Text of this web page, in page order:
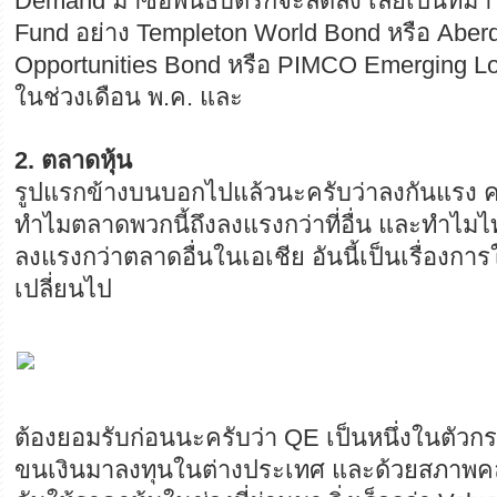
Fund อย่าง Templeton World Bond หรือ
Opportunities Bond หรือ PIMCO Emerging
ในช่วงเดือน พ.ค. และ
2. ตลาดหุ้น
รูปแรกข้างบนบอกไปแล้วนะครับว่าลงกันแรง
ทำไมตลาดพวกนี้ถึงลงแรงกว่าที่อื่น และทำไม
ลงแรงกว่าตลาดอื่นในเอเชีย อันนี้เป็นเรื่องกา
เปลี่ยนไป
ต้องยอมรับก่อนนะครับว่า QE เป็นหนึ่งในตัวก
ขนเงินมาลงทุนในต่างประเทศ และด้วยสภาพ